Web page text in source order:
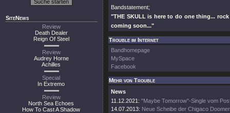
SiteNews
Review
Death Dealer
Reign Of Steel
Review
Audrey Horne
Achilles
Special
In Extremo
Review
North Sea Echoes
How To Cast A Shadow
Bandstatement;
"THE SKULL is here to do one thing...
coming soon..."
Trouble im Internet
Bandhomepage
MySpace
Facebook
Mehr von Trouble
News
11.12.2021: "Maybe Tomorrow"-Single vom
14.07.2013: Neue Scheibe der Chigaco